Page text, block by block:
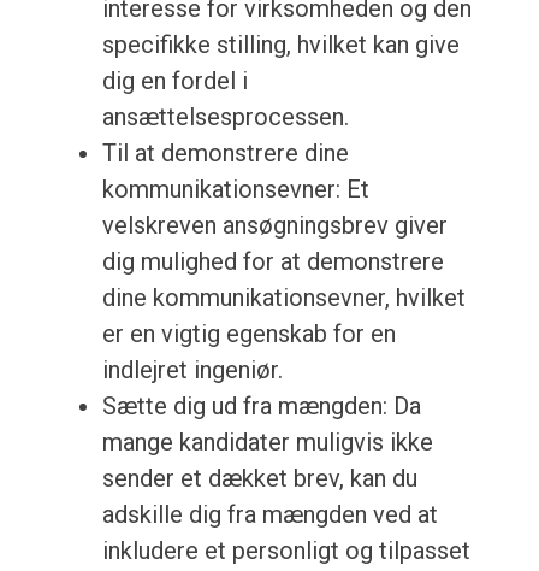
interesse for virksomheden og den
specifikke stilling, hvilket kan give
dig en fordel i
ansættelsesprocessen.
Til at demonstrere dine
kommunikationsevner: Et
velskreven ansøgningsbrev giver
dig mulighed for at demonstrere
dine kommunikationsevner, hvilket
er en vigtig egenskab for en
indlejret ingeniør.
Sætte dig ud fra mængden: Da
mange kandidater muligvis ikke
sender et dækket brev, kan du
adskille dig fra mængden ved at
inkludere et personligt og tilpasset